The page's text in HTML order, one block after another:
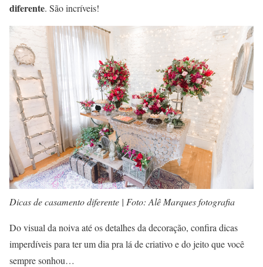
diferente. São incríveis!
Dicas de casamento diferente | Foto: Alê Marques fotografia
Do visual da noiva até os detalhes da decoração, confira dicas
imperdíveis para ter um dia pra lá de criativo e do jeito que você
sempre sonhou…